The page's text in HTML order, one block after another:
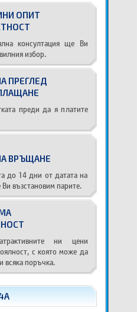
ОПИТ
консултация ще Ви
избор.
ПРЕГЛЕД
преди да я платите
ВРЪЩАНЕ
до 14 дни от датата на
възстановим парите.
ни цени
с която може да
всяка поръчка.